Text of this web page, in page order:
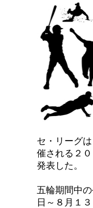
セ・リーグ
催される２
発表した。
五輪期間中
日～８月１